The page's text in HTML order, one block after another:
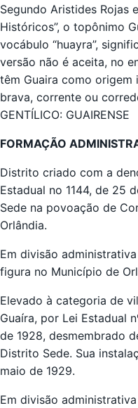
Segundo Aristides Rojas
Históricos”, o topônimo
vocábulo “huayra”,
versão não é aceita, no
têm Guaira como origem
brava, corrente ou
GENTÍLICO: GUAIRENSE
FORMAÇÃO
Distrito criado com a
Estadual no 1144, de 25
Sede na povoação de
Orlândia.
Em divisão
figura no Município de
Elevado à categoria de
Guaíra, por Lei Estadual
de 1928, desmembrado
Distrito Sede. Sua
maio de 1929.
Em divisão